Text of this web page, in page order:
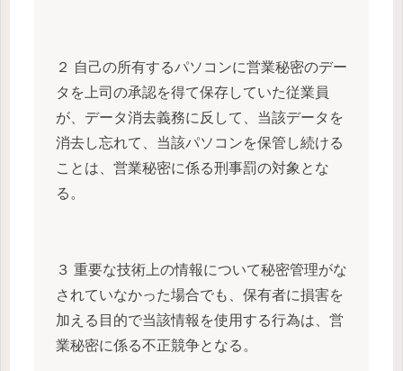
２ 自己の所有するパソコンに営業秘密のデー
タを上司の承認を得て保存していた従業員
が、データ消去義務に反して、当該データを
消去し忘れて、当該パソコンを保管し続ける
ことは、営業秘密に係る刑事罰の対象とな
る。
３ 重要な技術上の情報について秘密管理がな
されていなかった場合でも、保有者に損害を
加える目的で当該情報を使用する行為は、営
業秘密に係る不正競争となる。